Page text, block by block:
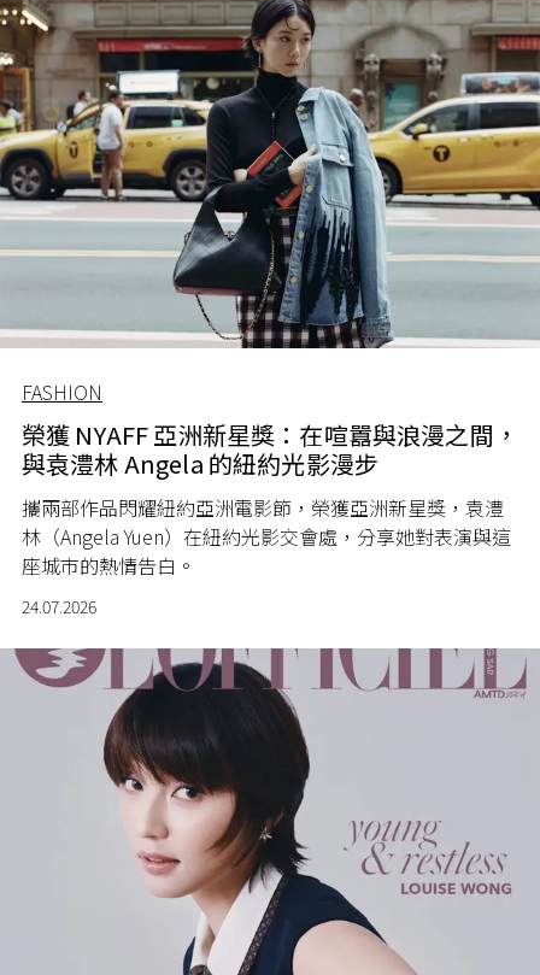
FASHION
榮獲 NYAFF 亞洲新星獎：在喧囂與浪漫之間，
與袁澧林 Angela 的紐約光影漫步
攜兩部作品閃耀紐約亞洲電影節，榮獲亞洲新星獎，袁澧
林（Angela Yuen）在紐約光影交會處，分享她對表演與這
座城市的熱情告白。
24.07.2026